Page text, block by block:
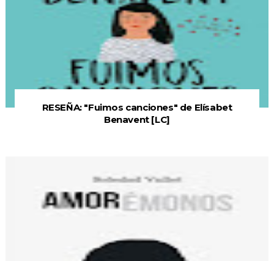
RESEÑA: "Fuimos canciones" de Elísabet
Benavent [LC]